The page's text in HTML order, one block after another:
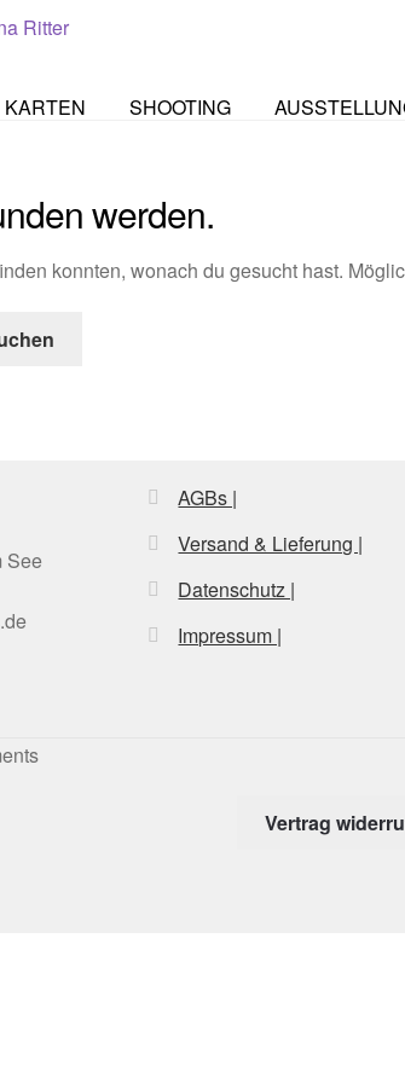
KARTEN SHOOTING
werden.
konnten, wonach du gesucht hast.
See
AGBs |
Versand & Lieferung |
Datenschutz |
Impressum |
Vertrag